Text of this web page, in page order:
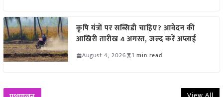
कृषि यंत्रों पर सब्सिडी चाहिए? आवेदन की
आखिरी तारीख 4 अगस्त, जल्द करें अप्लाई
August 4, 2026 1 min read